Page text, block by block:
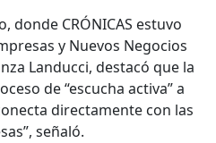
donde CRÓNICAS estuvo
y Nuevos Negocios
Landucci, destacó que la
de “escucha activa” a
directamente con las
señaló.